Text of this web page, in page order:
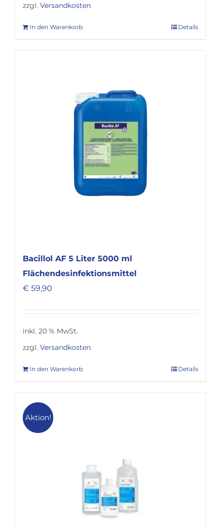
zzgl. Versandkosten
In den Warenkorb Details
Bacillol AF 5 Liter 5000 ml
Flächendesinfektionsmittel
€ 59,90
inkl. 20 % MwSt.
zzgl. Versandkosten
In den Warenkorb Details
Aktion!